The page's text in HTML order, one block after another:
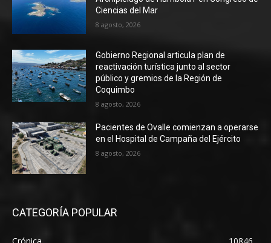
Ciencias del Mar
8 agosto, 2026
Gobierno Regional articula plan de
reactivación turística junto al sector
público y gremios de la Región de
Coquimbo
8 agosto, 2026
Pacientes de Ovalle comienzan a operarse
en el Hospital de Campaña del Ejército
8 agosto, 2026
CATEGORÍA POPULAR
Crónica
10846